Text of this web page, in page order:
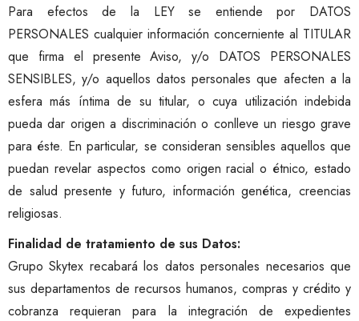
Para efectos de la LEY se entiende por DATOS
PERSONALES cualquier información concerniente al TITULAR
que firma el presente Aviso, y/o DATOS PERSONALES
SENSIBLES, y/o aquellos datos personales que afecten a la
esfera más íntima de su titular, o cuya utilización indebida
pueda dar origen a discriminación o conlleve un riesgo grave
para éste. En particular, se consideran sensibles aquellos que
puedan revelar aspectos como origen racial o étnico, estado
de salud presente y futuro, información genética, creencias
religiosas.
Finalidad de tratamiento de sus Datos:
Grupo Skytex recabará los datos personales necesarios que
sus departamentos de recursos humanos, compras y crédito y
cobranza requieran para la integración de expedientes